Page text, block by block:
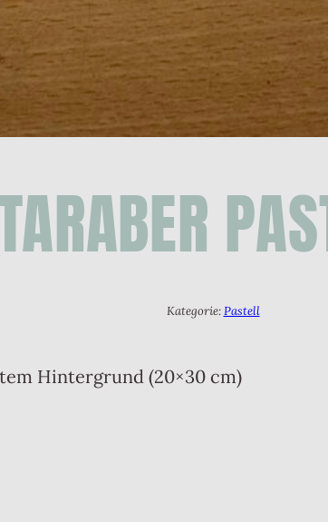
Kategorie:Pastell
Hintergrund (20×30 cm)